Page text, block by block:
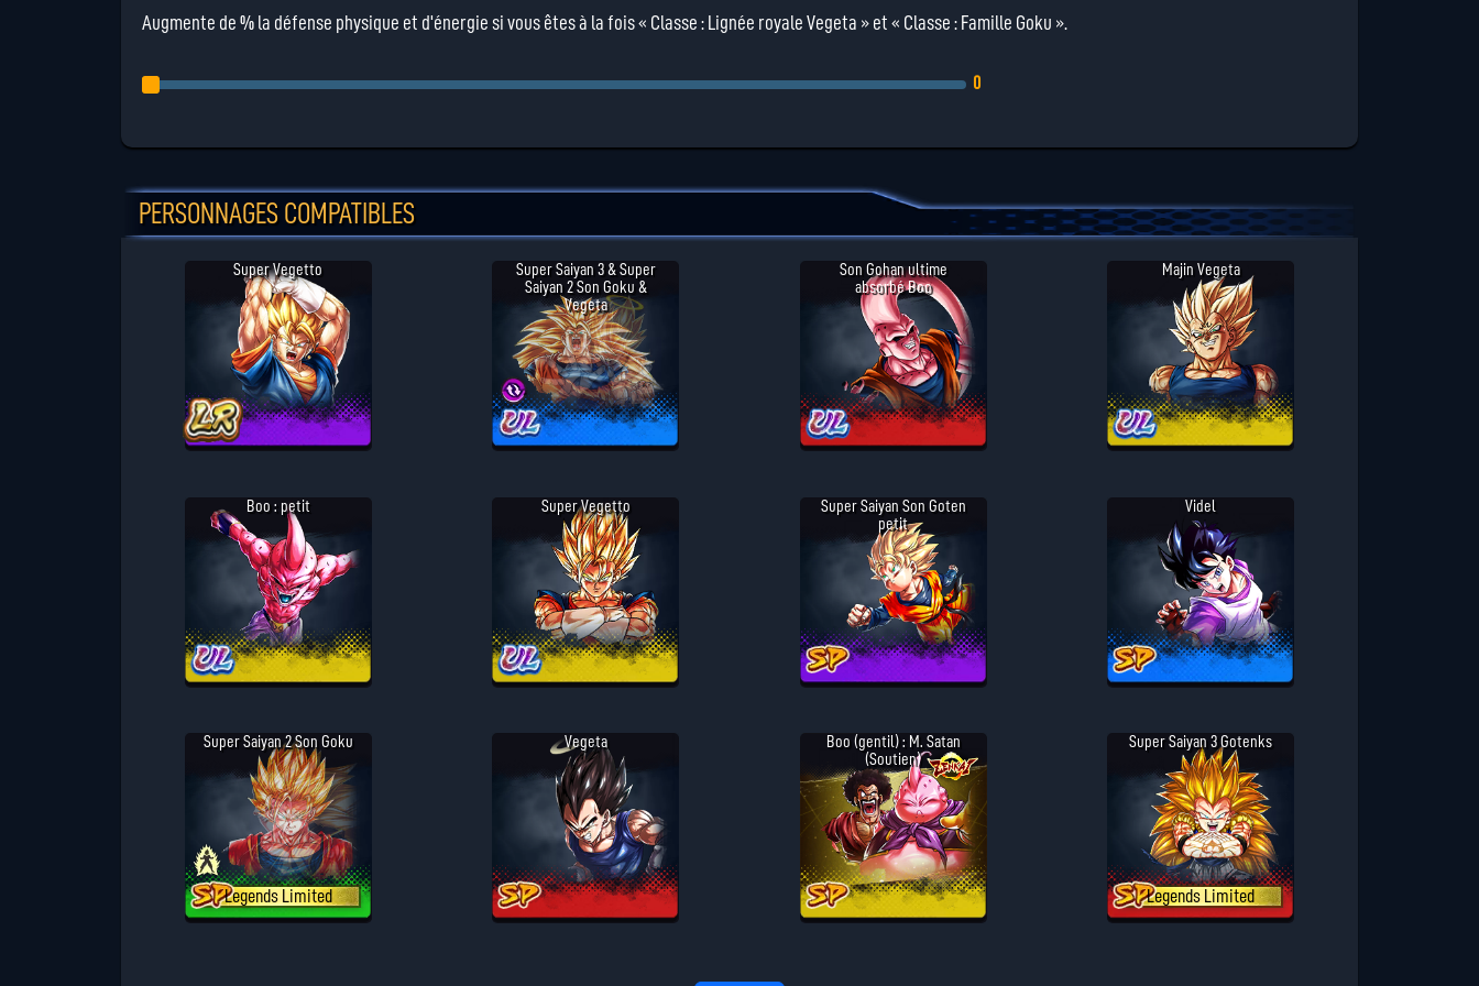
Augmente de % la défense physique et d'énergie si vous êtes à la fois « Classe : Lignée royale Vegeta » et « Classe : Famille Goku ».
0
PERSONNAGES COMPATIBLES
Super Vegetto
Super Saiyan 3 & Super
Saiyan 2 Son Goku &
Vegeta
Son Gohan ultime
absorbé Boo
Majin Vegeta
Boo : petit Super Vegetto
Super Saiyan Son Goten
petit
Videl
Super Saiyan 2 Son Goku
Legends Limited
Vegeta
Boo (gentil) : M. Satan
(Soutien)
Super Saiyan 3 Gotenks
Legends Limited